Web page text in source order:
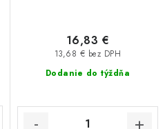
Dodanie do týždňa
13,68 € bez DPH
16,83 €